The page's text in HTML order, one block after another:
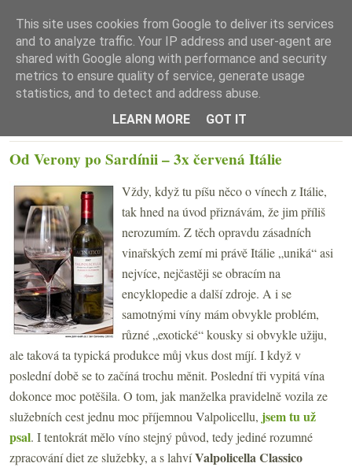
☰ Menu
Od Verony po Sardínii – 3x červená Itálie
Vždy, když tu píšu něco o vínech z Itálie,
tak hned na úvod přiznávám, že jim příliš
nerozumím. Z těch opravdu zásadních
vinařských zemí mi právě Itálie „uniká“ asi
nejvíce, nejčastěji se obracím na
encyklopedie a další zdroje. A i se
samotnými víny mám obvykle problém,
různé „exotické“ kousky si obvykle užiju,
ale taková ta typická produkce můj vkus dost míjí. I když v
poslední době se to začíná trochu měnit. Poslední tři vypitá vína
dokonce moc potěšila. O tom, jak manželka pravidelně vozila ze
služebních cest jednu moc příjemnou Valpolicellu, jsem tu už
psal. I tentokrát mělo víno stejný původ, tedy jediné rozumné
zpracování diet ze služebky, a s lahvíValpolicella Classico
This site uses cookies from Google to deliver its services
and to analyze traffic. Your IP address and user-agent are
shared with Google along with performance and security
metrics to ensure quality of service, generate usage
statistics, and to detect and address abuse.
LEARN MORE
GOT IT